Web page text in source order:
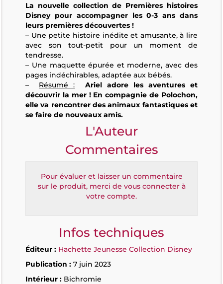
La nouvelle collection de Premières histoires
Disney pour accompagner les 0-3 ans dans
leurs premières découvertes !
– Une petite histoire inédite et amusante, à lire
avec son tout-petit pour un moment de
tendresse.
– Une maquette épurée et moderne, avec des
pages indéchirables, adaptée aux bébés.
– Résumé :
Ariel adore les aventures et
découvrir la mer ! En compagnie de Polochon,
elle va rencontrer des animaux fantastiques et
se faire de nouveaux amis.
L'Auteur
Commentaires
Pour évaluer et laisser un commentaire
sur le produit, merci de vous connecter à
votre compte.
Infos techniques
Éditeur : Hachette Jeunesse Collection Disney
Publication : 7 juin 2023
Intérieur : Bichromie